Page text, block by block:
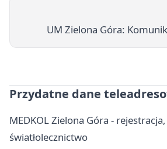
UM Zielona Góra:
Przydatne dane
MEDKOL Zielona Góra -
światłolecznictwo